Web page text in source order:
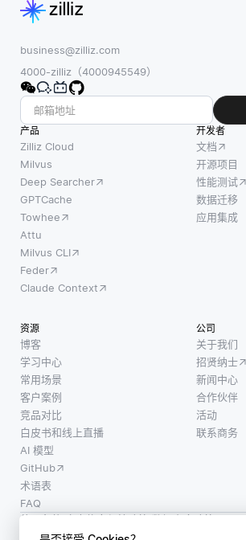
business@zilliz.com
4000-zilliz（4000945549）
产品
Zilliz Cloud
Milvus
Deep Searcher
GPTCache
Towhee
Attu
Milvus CLI
Feder
Claude Context
开发者
文档
开源项目
性能测试
数据迁移
应用集成
资源
博客
学习中心
常用场景
客户案例
竞品对比
白皮书和线上直播
AI 模型
GitHub
术语表
FAQ
公司
关于我们
招贤纳士
新闻中心
合作伙伴
活动
联系商务
使用条款·个人信息保护政策·数据安全政策
LF AI、LF AI & Data、Milvus，以及相关的开源项